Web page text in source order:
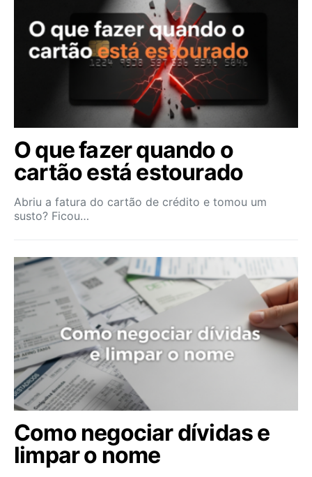
O que fazer quando o
cartão está estourado
Abriu a fatura do cartão de crédito e tomou um
susto? Ficou…
Como negociar dívidas e
limpar o nome